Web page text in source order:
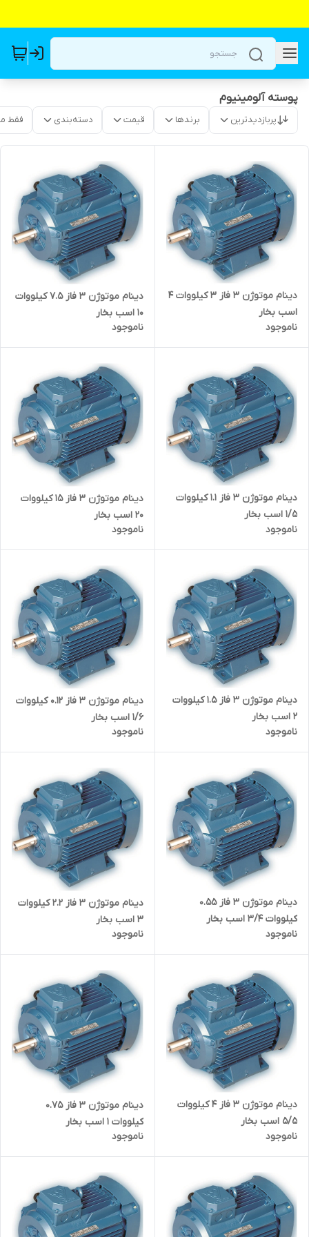
پوسته آلومینیوم
پربازدیدترین برندها قیمت دسته‌بندی فقط
دینام موتوژن ۳ فاز 3 کیلووات 4
اسب بخار
ناموجود
دینام موتوژن ۳ فاز 7.5 کیلووات
10 اسب بخار
ناموجود
دینام موتوژن ۳ فاز 1.1 کیلووات
1/5 اسب بخار
ناموجود
دینام موتوژن ۳ فاز 15 کیلووات
20 اسب بخار
ناموجود
دینام موتوژن ۳ فاز 1.5 کیلووات
2 اسب بخار
ناموجود
دینام موتوژن ۳ فاز 0.12 کیلووات
1/6 اسب بخار
ناموجود
دینام موتوژن ۳ فاز 0.55
کیلووات 3/4 اسب بخار
ناموجود
دینام موتوژن ۳ فاز 2.2 کیلووات
3 اسب بخار
ناموجود
دینام موتوژن ۳ فاز 4 کیلووات
5/5 اسب بخار
ناموجود
دینام موتوژن ۳ فاز 0.75
کیلووات 1 اسب بخار
ناموجود